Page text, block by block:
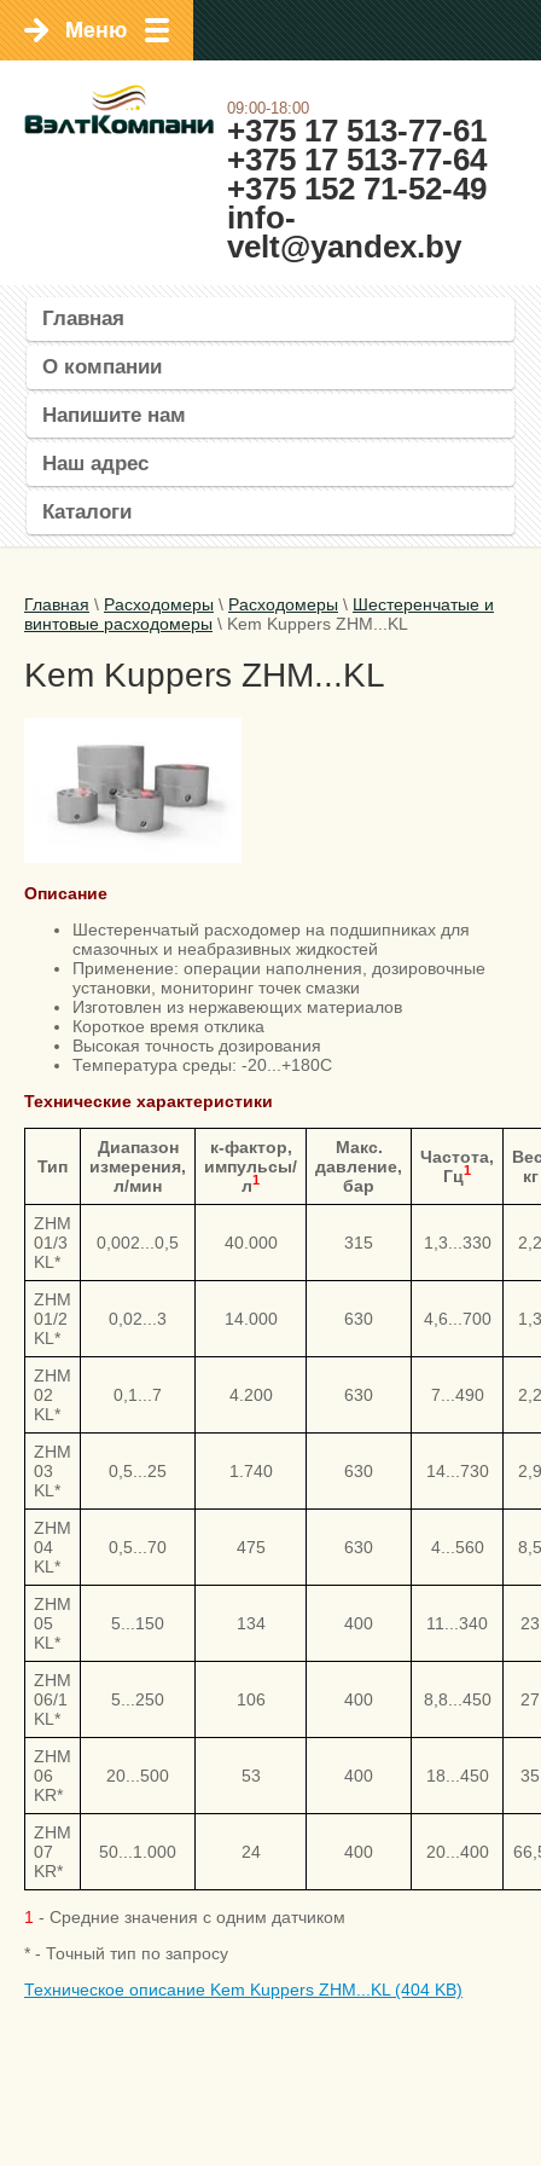
09:00-18:00
+375 17 513-77-61
+375 17 513-77-64
+375 152 71-52-49
info-
velt@yandex.by
Главная
О компании
Напишите нам
Наш адрес
Каталоги
Главная \ Расходомеры \ Расходомеры \ Шестеренчатые и
винтовые расходомеры \ Kem Kuppers ZHM...KL
Kem Kuppers ZHM...KL
Описание
Шестеренчатый расходомер на подшипниках для
смазочных и неабразивных жидкостей
Применение: операции наполнения, дозировочные
установки, мониторинг точек смазки
Изготовлен из нержавеющих материалов
Короткое время отклика
Высокая точность дозирования
Температура среды: -20...+180С
Технические характеристики
Тип
Диапазон
измерения,
л/мин
к-фактор,
импульсы/
л1
Макс.
давление,
бар
Частота,
Гц1
кг
ZHM
01/3
KL*
0,002...0,5 40.000 315 1,3...330 2,2
ZHM
01/2
KL*
0,02...3 14.000 630 4,6...700 1,3
ZHM
02
KL*
0,1...7 4.200 630 7...490 2,2
ZHM
03
KL*
0,5...25 1.740 630 14...730 2,9
ZHM
04
KL*
0,5...70 475 630 4...560 8,5
ZHM
05
KL*
5...150 134 400 11...340 23
ZHM
06/1
KL*
5...250 106 400 8,8...450 27
ZHM
06
KR*
20...500 53 400 18...450 35
ZHM
07
KR*
50...1.000 24 400 20...400
1 - Средние значения с одним датчиком
* - Точный тип по запросу
Техническое описание Kem Kuppers ZHM...KL (404 KB)